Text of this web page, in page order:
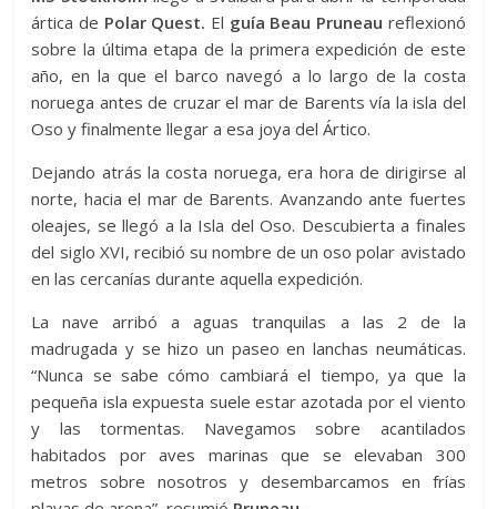
ártica de Polar Quest. El guía Beau Pruneau reflexionó
sobre la última etapa de la primera expedición de este
año, en la que el barco navegó a lo largo de la costa
noruega antes de cruzar el mar de Barents vía la isla del
Oso y finalmente llegar a esa joya del Ártico.
Dejando atrás la costa noruega, era hora de dirigirse al
norte, hacia el mar de Barents. Avanzando ante fuertes
oleajes, se llegó a la Isla del Oso. Descubierta a finales
del siglo XVI, recibió su nombre de un oso polar avistado
en las cercanías durante aquella expedición.
La nave arribó a aguas tranquilas a las 2 de la
madrugada y se hizo un paseo en lanchas neumáticas.
“Nunca se sabe cómo cambiará el tiempo, ya que la
pequeña isla expuesta suele estar azotada por el viento
y las tormentas. Navegamos sobre acantilados
habitados por aves marinas que se elevaban 300
metros sobre nosotros y desembarcamos en frías